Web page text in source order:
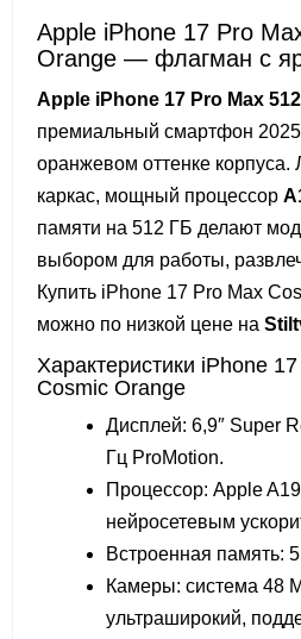
Apple iPhone 17 Pro
Orange — флагман с
Apple iPhone 17 Pro Max
премиальный смартфон
оранжевом оттенке
каркас, мощный процессор
памяти на 512 ГБ делают
выбором для работы,
Купить iPhone 17 Pro Max
можно по низкой цене на
Характеристики iPhone
Cosmic Orange
Дисплей: 6,9″ Super
Гц ProMotion.
Процессор: Apple
нейросетевым
Встроенная память:
Камеры: система 48
ультраширокий,